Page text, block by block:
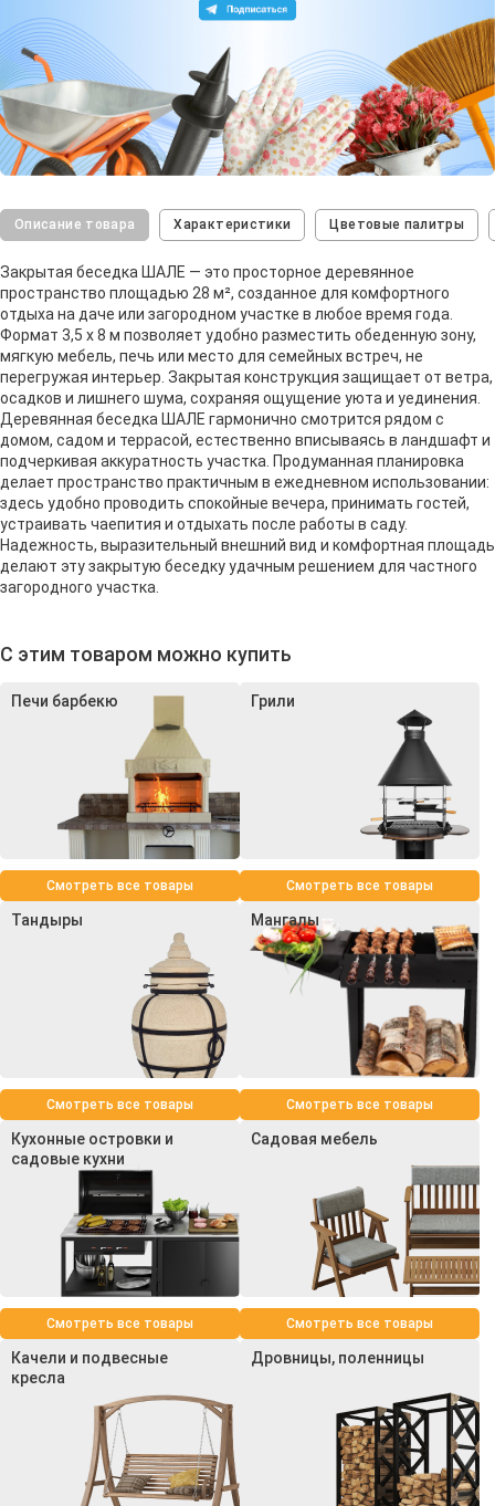
Описание товара Характеристики Цветовые палитры
Закрытая беседка ШАЛЕ — это просторное деревянное
пространство площадью 28 м², созданное для комфортного
отдыха на даче или загородном участке в любое время года.
Формат 3,5 х 8 м позволяет удобно разместить обеденную зону,
мягкую мебель, печь или место для семейных встреч, не
перегружая интерьер. Закрытая конструкция защищает от ветра,
осадков и лишнего шума, сохраняя ощущение уюта и уединения.
Деревянная беседка ШАЛЕ гармонично смотрится рядом с
домом, садом и террасой, естественно вписываясь в ландшафт и
подчеркивая аккуратность участка. Продуманная планировка
делает пространство практичным в ежедневном использовании:
здесь удобно проводить спокойные вечера, принимать гостей,
устраивать чаепития и отдыхать после работы в саду.
Надежность, выразительный внешний вид и комфортная площадь
делают эту закрытую беседку удачным решением для частного
загородного участка.
С этим товаром можно купить
Печи барбекю
Смотреть все товары
Грили
Смотреть все товары
Тандыры
Смотреть все товары
Мангалы
Смотреть все товары
Кухонные островки и
садовые кухни
Смотреть все товары
Садовая мебель
Смотреть все товары
Качели и подвесные
кресла
Дровницы, поленницы